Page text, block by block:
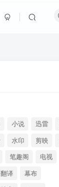
小说 迅雷
水印 剪映
笔趣阁
电视
译
幕布